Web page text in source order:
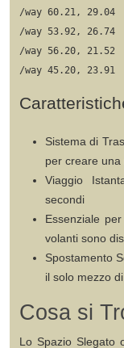
/way 60.21, 29.04
/way 53.92, 26.74
/way 56.20, 21.52
Sistema di
per creare
Viaggio
secondi
Essenziale
volanti sono
Spostamento
il solo mezzo
Cosa si
Lo Spazio Slegato